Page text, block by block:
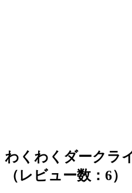
わくわくダークラ
（レビュー数：6）